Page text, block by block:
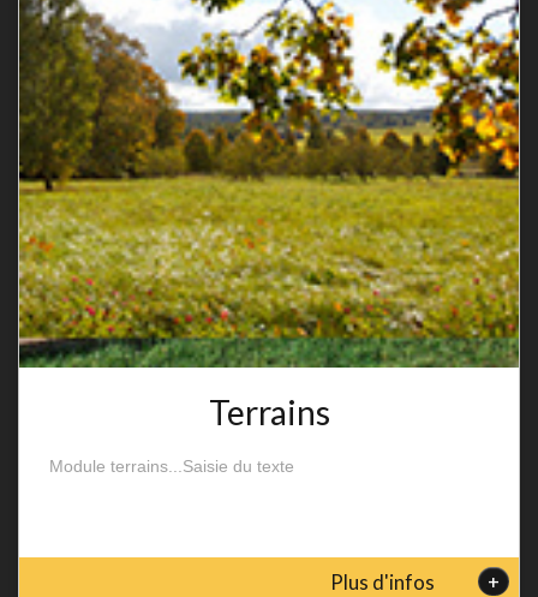
Terrains
Module terrains...Saisie du texte
Plus d'infos +